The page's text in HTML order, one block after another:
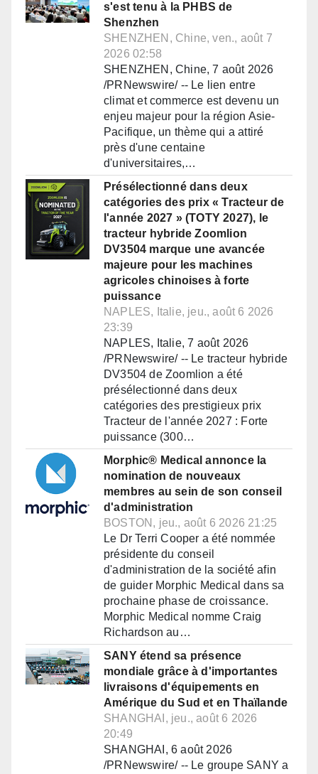
s'est tenu à la PHBS de
Shenzhen
SHENZHEN, Chine, ven., août 7
2026 02:58
SHENZHEN, Chine, 7 août 2026
/PRNewswire/ -- Le lien entre
climat et commerce est devenu un
enjeu majeur pour la région Asie-
Pacifique, un thème qui a attiré
près d'une centaine
d'universitaires,…
Présélectionné dans deux
catégories des prix « Tracteur de
l'année 2027 » (TOTY 2027), le
tracteur hybride Zoomlion
DV3504 marque une avancée
majeure pour les machines
agricoles chinoises à forte
puissance
NAPLES, Italie, jeu., août 6 2026
23:39
NAPLES, Italie, 7 août 2026
/PRNewswire/ -- Le tracteur hybride
DV3504 de Zoomlion a été
présélectionné dans deux
catégories des prestigieux prix
Tracteur de l'année 2027 : Forte
puissance (300…
Morphic® Medical annonce la
nomination de nouveaux
membres au sein de son conseil
d'administration
BOSTON, jeu., août 6 2026 21:25
Le Dr Terri Cooper a été nommée
présidente du conseil
d'administration de la société afin
de guider Morphic Medical dans sa
prochaine phase de croissance.
Morphic Medical nomme Craig
Richardson au…
SANY étend sa présence
mondiale grâce à d'importantes
livraisons d'équipements en
Amérique du Sud et en Thaïlande
SHANGHAI, jeu., août 6 2026
20:49
SHANGHAI, 6 août 2026
/PRNewswire/ -- Le groupe SANY a